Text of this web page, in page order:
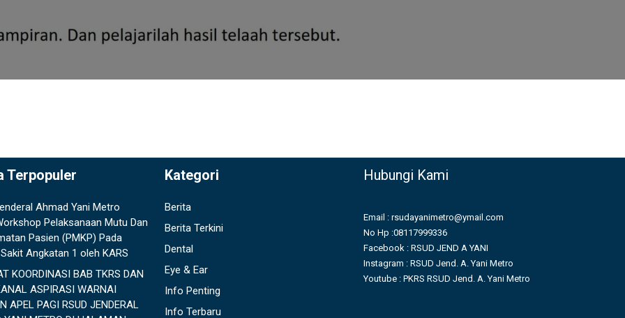
Terpopuler
Ahmad Yani Metro
Pelaksanaan Mutu Dan
Pasien (PMKP) Pada
Angkatan 1 oleh KARS
KOORDINASI BAB TKRS DAN
ASPIRASI WARNAI
APEL PAGI RSUD JENDERAL
Kategori
Berita
Berita Terkini
Dental
Eye & Ear
Info Penting
Info Terbaru
Hubungi Kami
Email : rsudayanimetro@ymail.com
No Hp :08117999336
Facebook : RSUD JEND A YANI
Instagram : RSUD Jend. A. Yani Metro
Youtube : PKRS RSUD Jend. A. Yani Metro